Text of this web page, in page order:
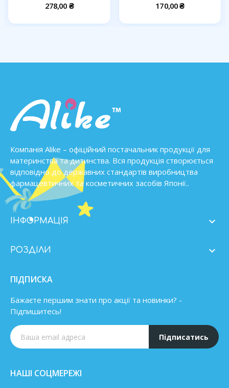
278,00 ₴ 170,00 ₴
Компанія Alike – офіційний постачальник продукції для
материнства та дитинства. Вся продукція створюється
відповідно до державних стандартів виробництва
фармацевтичних та косметичних засобів Японії..
ІНФОРМАЦІЯ 
РОЗДІЛИ 
ПІДПИСКА
Бажаєте першим знати про акції та новинки? -
Підпишитесь!
Підписатись
НАШІ СОЦМЕРЕЖІ